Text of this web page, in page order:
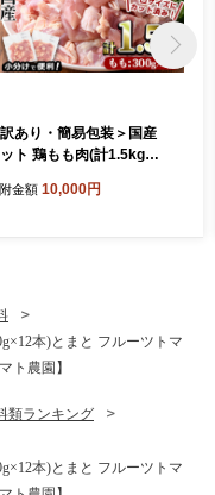
訳あり・簡易包装＞国産
ト 鶏もも肉(計1.5kg・3
ちサイズ 鶏肉 鳥肉 とり
金額 10,000円
本)とまと フルーツトマ
ト農園】
類ランキング
本)とまと フルーツトマ